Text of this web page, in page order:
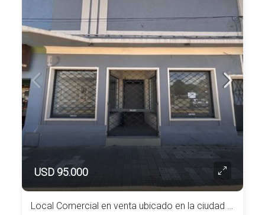
USD 95.000
Local Comercial en venta ubicado en la ciudad de Aiguá